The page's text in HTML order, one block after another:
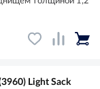
Light Sack